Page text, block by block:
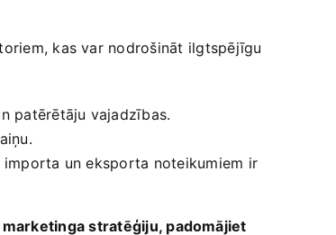
kas var nodrošināt‍ ilgtspējīgu‍
patērētāju ‌vajadzības.
un eksporta noteikumiem ir‌
stratēģiju, padomājiet